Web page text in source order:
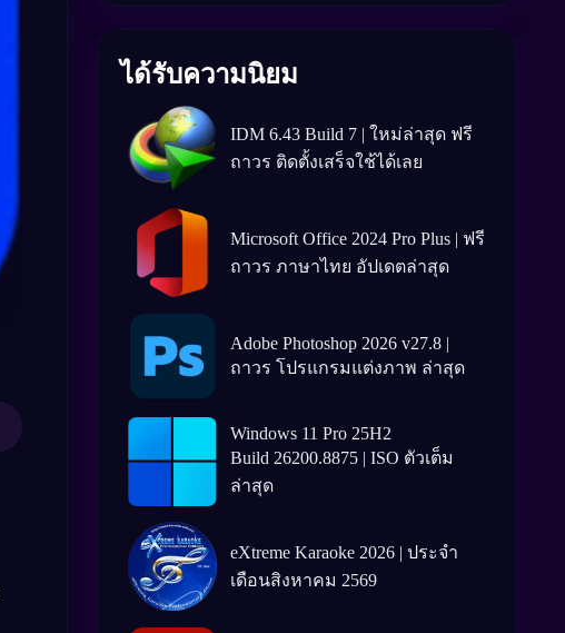
ได้รับความนิยม
IDM 6.43 Build 7 | ใหม่ล่าสุด ฟรี
ถาวร ติดตั้งเสร็จใช้ได้เลย
Microsoft Office 2024 Pro Plus | ฟรี
ถาวร ภาษาไทย อัปเดตล่าสุด
Adobe Photoshop 2026 v27.8 |
ถาวร โปรแกรมแต่งภาพ ล่าสุด
Windows 11 Pro 25H2
Build 26200.8875 | ISO ตัวเต็ม
ล่าสุด
eXtreme Karaoke 2026 | ประจำ
เดือนสิงหาคม 2569